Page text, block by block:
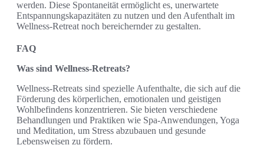
werden. Diese Spontaneität ermöglicht es, unerwartete
Entspannungskapazitäten zu nutzen und den Aufenthalt im
Wellness-Retreat noch bereichernder zu gestalten.
FAQ
Was sind Wellness-Retreats?
Wellness-Retreats sind spezielle Aufenthalte, die sich auf die
Förderung des körperlichen, emotionalen und geistigen
Wohlbefindens konzentrieren. Sie bieten verschiedene
Behandlungen und Praktiken wie Spa-Anwendungen, Yoga
und Meditation, um Stress abzubauen und gesunde
Lebensweisen zu fördern.